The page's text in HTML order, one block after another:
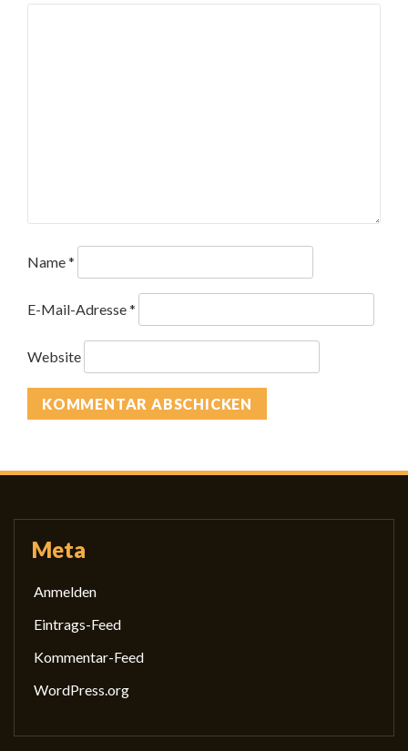
Name*
E-Mail-Adresse*
Website
Meta
Anmelden
Eintrags-Feed
Kommentar-Feed
WordPress.org